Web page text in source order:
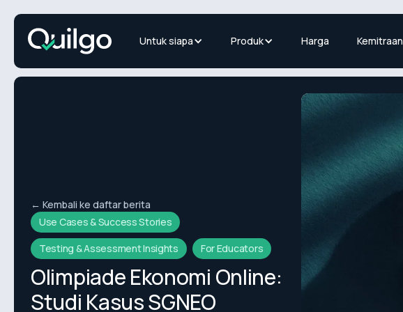
Untuk siapa Produk Harga Kemitraan
← Kembali ke daftar berita
Use Cases & Success Stories
Testing & Assessment Insights
For Educators
Olimpiade Ekonomi Online:
Studi Kasus SGNEO